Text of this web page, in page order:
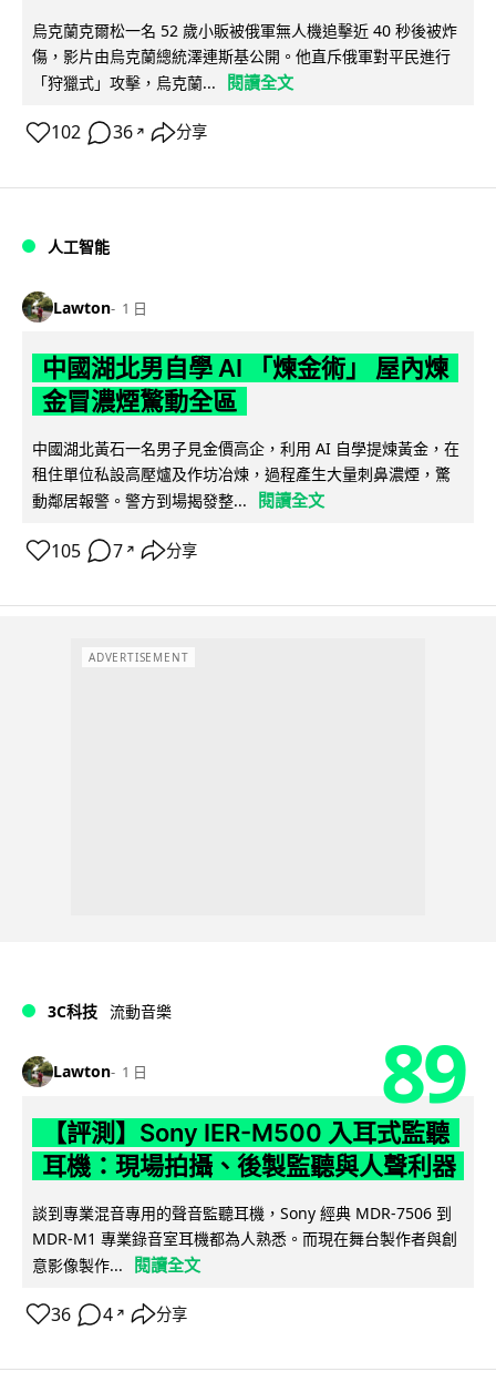
烏克蘭克爾松一名 52 歲小販被俄軍無人機追擊近 40 秒後被炸
傷，影片由烏克蘭總統澤連斯基公開。他直斥俄軍對平民進行
「狩獵式」攻擊，烏克蘭...
閱讀全文
102 36 ↗ 分享
人工智能
Lawton 1 日
中國湖北男自學 AI 「煉金術」 屋內煉
金冒濃煙驚動全區
中國湖北黃石一名男子見金價高企，利用 AI 自學提煉黃金，在
租住單位私設高壓爐及作坊冶煉，過程產生大量刺鼻濃煙，驚
動鄰居報警。警方到場揭發整...
閱讀全文
105 7 ↗ 分享
ADVERTISEMENT
3C科技 流動音樂
Lawton 1 日 89
【評測】Sony IER-M500 入耳式監聽
耳機：現場拍攝、後製監聽與人聲利器
談到專業混音專用的聲音監聽耳機，Sony 經典 MDR-7506 到
MDR-M1 專業錄音室耳機都為人熟悉。而現在舞台製作者與創
意影像製作...
閱讀全文
36 4 ↗ 分享